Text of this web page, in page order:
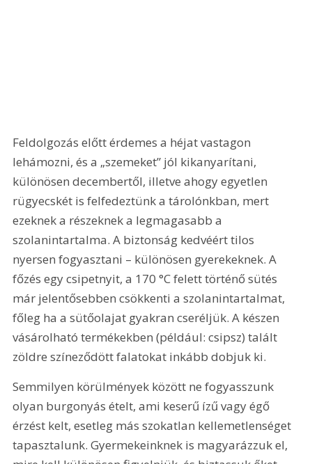
Feldolgozás előtt érdemes a héjat vastagon
lehámozni, és a „szemeket” jól kikanyarítani,
különösen decembertől, illetve ahogy egyetlen
rügyecskét is felfedeztünk a tárolónkban, mert
ezeknek a részeknek a legmagasabb a
szolanintartalma. A biztonság kedvéért tilos
nyersen fogyasztani – különösen gyerekeknek. A
főzés egy csipetnyit, a 170 °C felett történő sütés
már jelentősebben csökkenti a szolanintartalmat,
főleg ha a sütőolajat gyakran cseréljük. A készen
vásárolható termékekben (például: csipsz) talált
zöldre színeződött falatokat inkább dobjuk ki.
Semmilyen körülmények között ne fogyasszunk
olyan burgonyás ételt, ami keserű ízű vagy égő
érzést kelt, esetleg más szokatlan kellemetlenséget
tapasztalunk. Gyermekeinknek is magyarázzuk el,